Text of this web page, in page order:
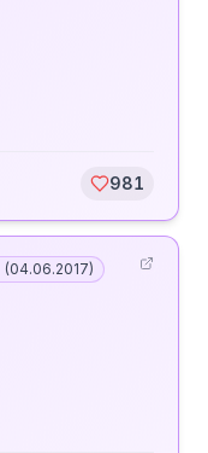
981
(04.06.2017)